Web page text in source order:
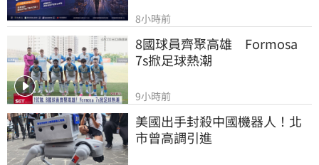
8小時前
8國球員齊聚高雄　Formosa
7s掀足球熱潮
9小時前
美國出手封殺中國機器人！北
市曾高調引進